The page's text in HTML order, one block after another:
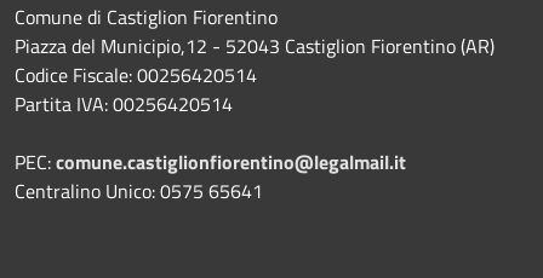
Comune di Castiglion Fiorentino
Piazza del Municipio,12 - 52043 Castiglion Fiorentino (AR)
Codice Fiscale: 00256420514
Partita IVA: 00256420514
PEC:comune.castiglionfiorentino@legalmail.it
Centralino Unico: 0575 65641